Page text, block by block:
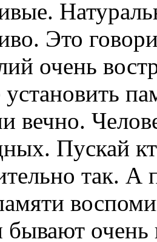
Это
очень
вечно.
Пускай
так.
очень